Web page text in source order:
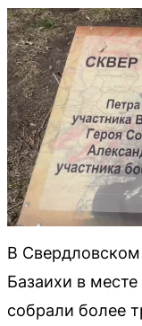
В
Базаихи в
собрали более